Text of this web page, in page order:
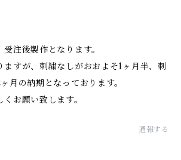
注後製作となります。
ますが、刺繍なしがおおよそ1ヶ月半、刺
月の納期となっております。
お願い致します。
通報する